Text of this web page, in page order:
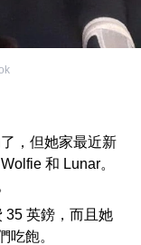
，但她家最近新
和 Lunar。
35 英鎊，而且她
吃飽。